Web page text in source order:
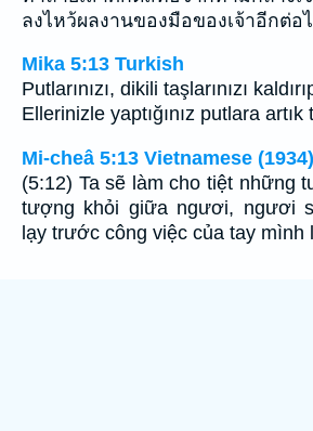
ลงไหว้ผลงานของมือของเจ้าอีกต่อ
Mika 5:13 Turkish
Putlarınızı, dikili taşlarınızı
Ellerinizle yaptığınız putlara artık
Mi-cheâ 5:13 Vietnamese (1934)
(5:12) Ta sẽ làm cho tiệt những
tượng khỏi giữa ngươi, ngươi
lạy trước công việc của tay mình